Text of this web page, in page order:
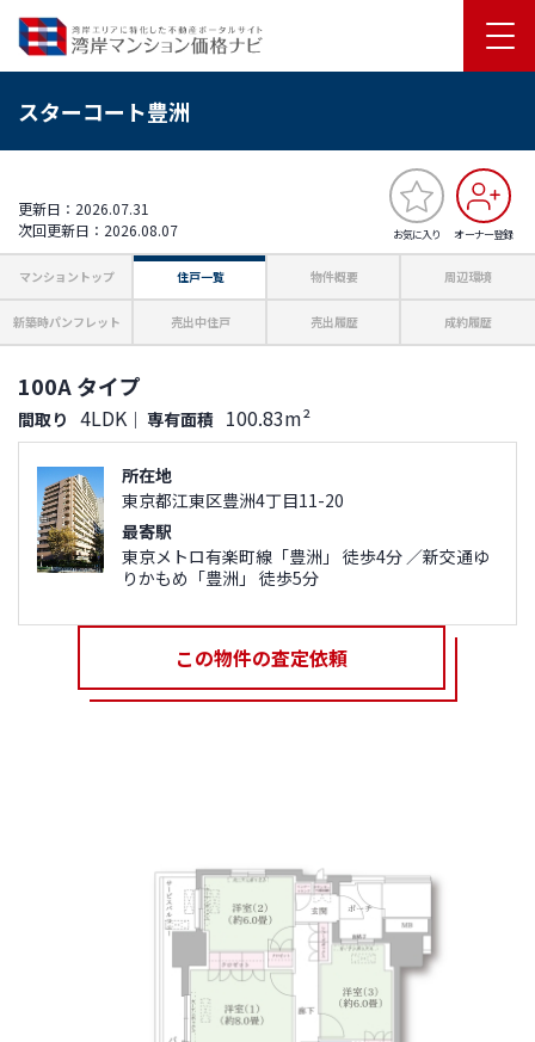
スターコート豊洲
お気に入り オーナー登録
更新日：2026.07.31
次回更新日：2026.08.07
マンショントップ 住戸一覧 物件概要 周辺環境
新築時パンフレット 売出中住戸 売出履歴 成約履歴
100A タイプ
間取り 4LDK ｜ 専有面積 100.83m²
所在地
東京都江東区豊洲4丁目11-20
最寄駅
東京メトロ有楽町線「豊洲」 徒歩4分 ／新交通ゆ
りかもめ「豊洲」 徒歩5分
この物件の査定依頼